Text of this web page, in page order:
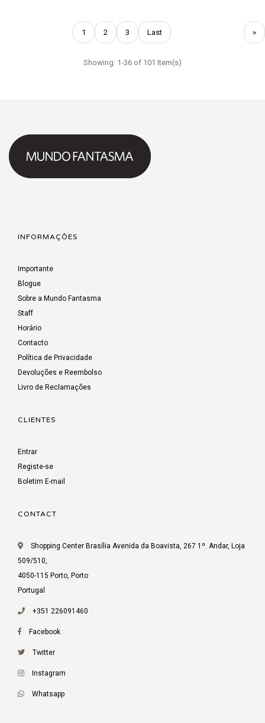
1 2 3 »
Last
Showing: 1-36 of 101 Item(s)
INFORMAÇÕES
Importante
Blogue
Sobre a Mundo Fantasma
Staff
Horário
Contacto
Política de Privacidade
Devoluções e Reembolso
Livro de Reclamações
CLIENTES
Entrar
Registe-se
Boletim E-mail
CONTACT
Shopping Center Brasília Avenida da Boavista, 267 1º. Andar, Loja
509/510,
4050-115 Porto, Porto
Portugal
+351 226091460
Facebook
Twitter
Instagram
Whatsapp